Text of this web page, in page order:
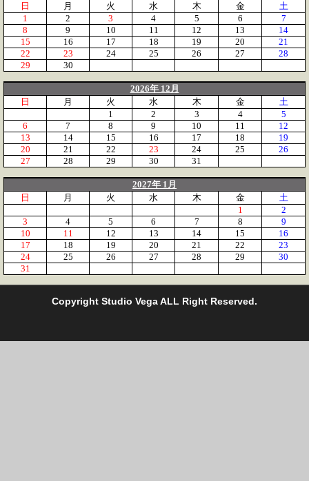
日
月 火 水 木 金
土
1
2 3 4 5 6
7
8
9 10 11 12 13
14
15
16 17 18 19 20
21
22
23 24 25 26 27
28
29
30
2026年 12月
日
月 火 水 木 金
土
1
2 3 4
5
6
7 8 9 10 11
12
13
14 15 16 17 18
19
20
21 22 23 24 25
26
27
28 29 30 31
2027年 1月
日
月 火 水 木 金
土
1
2
3
4 5 6 7 8
9
10
11 12 13 14 15
16
17
18 19 20 21 22
23
24
25 26 27 28 29
30
31
Copyright Studio Vega ALL Right Reserved.